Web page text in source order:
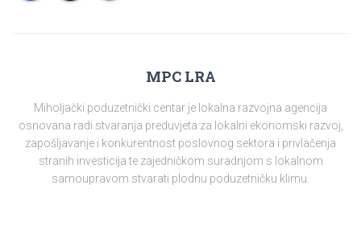
MPC LRA
Miholjački poduzetnički centar je lokalna razvojna agencija
osnovana radi stvaranja preduvjeta za lokalni ekonomski razvoj,
zapošljavanje i konkurentnost poslovnog sektora i privlačenja
stranih investicija te zajedničkom suradnjom s lokalnom
samoupravom stvarati plodnu poduzetničku klimu.